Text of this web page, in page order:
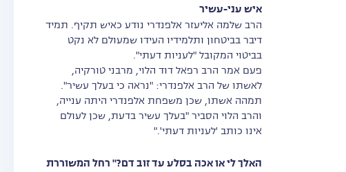
איש עני-עשיר
הרב שלמה אליעזר אלפנדרי נודע כאיש תקיף. תמיד
דיבר בביטחון ותלמידיו העידו שמעולם לא נקט
בביטוי המקובל "לעניות דעתי".
פעם אמר הרב רפאל דוד הלוי, מרבני טורקיה,
לאשתו של הרב אלפנדרי: "נראה כי בעלך עשיר".
תמהה אשתו, שכן משפחת אלפנדרי היתה ענייה,
והרב הלוי הסביר "בעלך עשיר בדעת, שכן לעולם
אינו כותב 'לעניות דעתי'."
האלך לי או אכה בסלע עד זוב דם?" רחל המשוררת